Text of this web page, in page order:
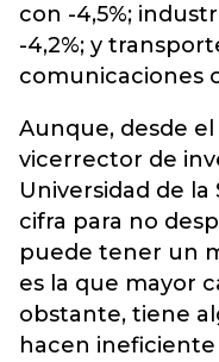
con -4,5%;
-4,2%; y
comunicaciones
Aunque, desde
vicerrector de
Universidad de la
cifra para no
puede tener un
es la que mayor
obstante, tiene
hacen ineficiente